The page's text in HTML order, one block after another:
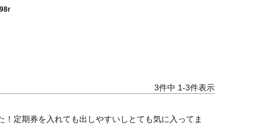
3件中 1-3件表示
定期券を入れても出しやすいしとても気に入ってま